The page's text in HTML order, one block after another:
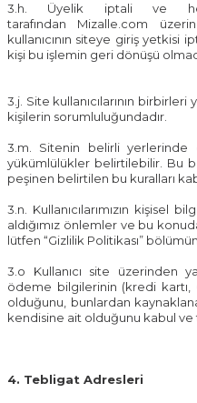
3.h. Üyelik iptali ve
tarafından Mizalle.com
kullanıcının siteye giriş
kişi bu işlemin geri dönüşü
3.j. Site kullanıcılarının
kişilerin sorumluluğundadır.
3.m. Sitenin belirli
yükümlülükler belirtilebilir. Bu
peşinen belirtilen bu kuralları
3.n. Kullanıcılarımızın kişisel
aldığımız önlemler ve bu
lütfen “Gizlilik Politikası”
3.o Kullanıcı site üzerinden
ödeme bilgilerinin (kredi kartı,
olduğunu, bunlardan
kendisine ait olduğunu kabul ve
4. Tebligat Adresleri